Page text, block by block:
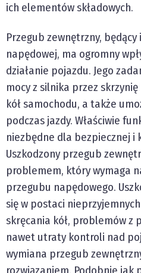
ich elementów składowych.
Przegub zewnętrzny,
napędowej, ma ogromny
działanie pojazdu. Jego
mocy z silnika przez
kół samochodu, a także
podczas jazdy. Właściwie
niezbędne dla bezpiecznej i
Uszkodzony przegub
problemem, który wymaga
przegubu napędowego.
się w postaci
skręcania kół, problemów z
nawet utraty kontroli nad
wymiana przegub